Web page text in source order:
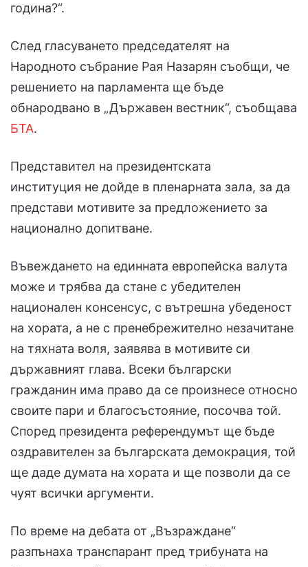
година?“.
След гласуването председателят на
Народното събрание Рая Назарян съобщи, че
решението на парламента ще бъде
обнародвано в „Държавен вестник“, съобщава
БТА.
Представител на президентската
институция не дойде в пленарната зала, за да
представи мотивите за предложението за
национално допитване.
Въвеждането на единната европейска валута
може и трябва да стане с убедителен
национален консенсус, с вътрешна убеденост
на хората, а не с пренебрежително незачитане
на тяхната воля, заявява в мотивите си
държавният глава. Всеки български
гражданин има право да се произнесе относно
своите пари и благосъстояние, посочва той.
Според президента референдумът ще бъде
оздравителен за българската демокрация, той
ще даде думата на хората и ще позволи да се
чуят всички аргументи.
По време на дебата от „Възраждане“
разпънаха транспарант пред трибуната на